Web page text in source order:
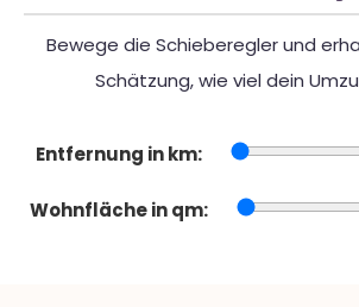
Bewege die Schieberegler und
Schätzung, wie viel dein
Entfernung in km:
Wohnfläche in qm: